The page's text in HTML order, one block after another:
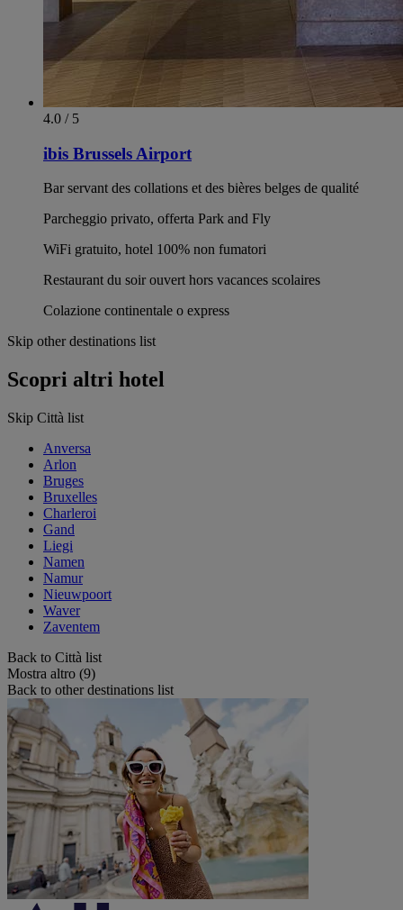
4.0 / 5
ibis Brussels Airport
Bar servant des collations et des bières belges de qualité
Parcheggio privato, offerta Park and Fly
WiFi gratuito, hotel 100% non fumatori
Restaurant du soir ouvert hors vacances scolaires
Colazione continentale o express
Skip other destinations list
Scopri altri hotel
Skip Città list
Anversa
Arlon
Bruges
Bruxelles
Charleroi
Gand
Liegi
Namen
Namur
Nieuwpoort
Waver
Zaventem
Back to Città list
Mostra altro (9)
Back to other destinations list